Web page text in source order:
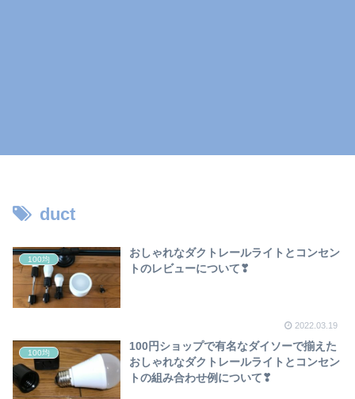
duct
100均
おしゃれなダクトレールライトとコンセン
トのレビューについて❣
2022.03.19
100均
100円ショップで有名なダイソーで揃えた
おしゃれなダクトレールライトとコンセン
トの組み合わせ例について❣